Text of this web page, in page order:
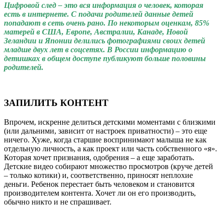
Цифровой след – это вся информация о человек, которая
есть в интернете. С подачи родителей данные детей
попадают в сеть очень рано. По некоторым оценкам, 85%
матерей в США, Европе, Австралии, Канаде, Новой
Зеландии и Японии делились фотографиями своих детей
младше двух лет в соцсетях. В России информацию о
детишках в общем доступе публикуют больше половины
родителей.
ЗАПИЛИТЬ КОНТЕНТ
Впрочем, искренне делиться детскими моментами с близкими
(или дальними, зависит от настроек приватности) – это еще
ничего. Хуже, когда старшие воспринимают малыша не как
отдельную личность, а как проект или часть собственного «я».
Которая хочет признания, одобрения – а еще заработать.
Детские видео собирают множество просмотров (круче детей
– только котики) и, соответственно, приносят неплохие
деньги. Ребенок перестает быть человеком и становится
производителем контента. Хочет ли он его производить,
обычно никто и не спрашивает.